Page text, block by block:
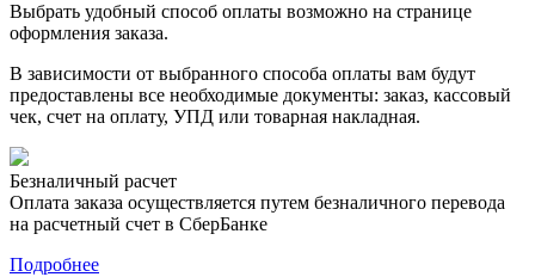
Выбрать удобный способ оплаты возможно на странице
оформления заказа.
В зависимости от выбранного способа оплаты вам будут
предоставлены все необходимые документы: заказ, кассовый
чек, счет на оплату, УПД или товарная накладная.
Безналичный расчет
Оплата заказа осуществляется путем безналичного перевода
на расчетный счет в СберБанке
Подробнее